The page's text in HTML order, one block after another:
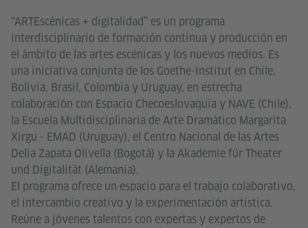
“ARTEscénicas + digitalidad” es un programa
interdisciplinario de formación continua y producción en
el ámbito de las artes escénicas y los nuevos medios. Es
una iniciativa conjunta de los Goethe-Institut en Chile,
Bolivia, Brasil, Colombia y Uruguay, en estrecha
colaboración con Espacio Checoeslovaquia y NAVE (Chile),
la Escuela Multidisciplinaria de Arte Dramático Margarita
Xirgu - EMAD (Uruguay), el Centro Nacional de las Artes
Delia Zapata Olivella (Bogotá) y la Akademie für Theater
und Digitalität (Alemania).
El programa ofrece un espacio para el trabajo colaborativo,
el intercambio creativo y la experimentación artística.
Reúne a jóvenes talentos con expertas y expertos de